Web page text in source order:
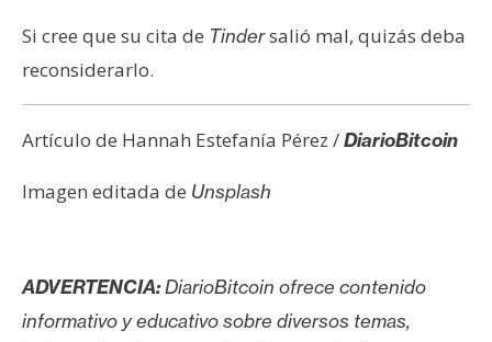
Si cree que su cita de Tindersalió mal, quizás deba
reconsiderarlo.
Artículo de Hannah Estefanía Pérez /DiarioBitcoin
Imagen editada de Unsplash
ADVERTENCIA:DiarioBitcoin ofrece contenido
informativo y educativo sobre diversos temas,